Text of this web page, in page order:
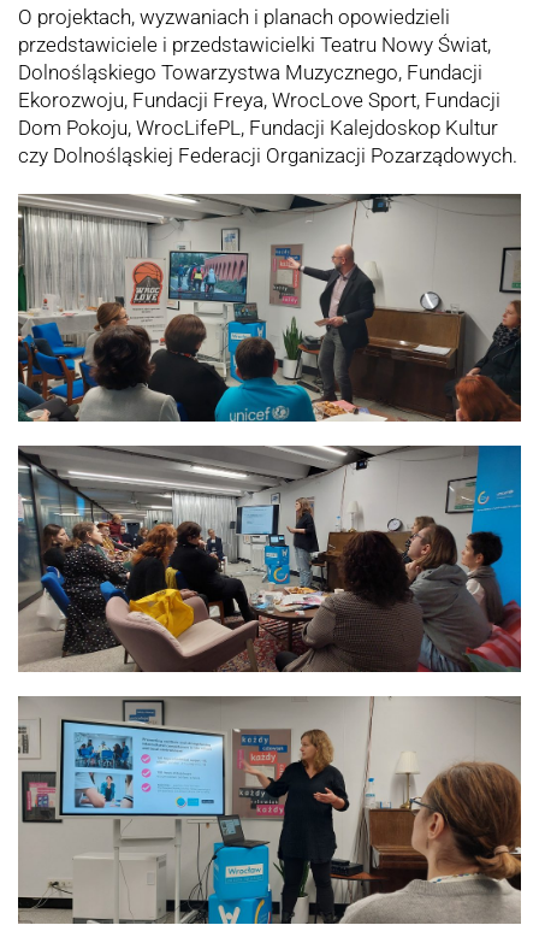
O projektach, wyzwaniach i planach opowiedzieli
przedstawiciele i przedstawicielki Teatru Nowy Świat,
Dolnośląskiego Towarzystwa Muzycznego, Fundacji
Ekorozwoju, Fundacji Freya, WrocLove Sport, Fundacji
Dom Pokoju, WrocLifePL, Fundacji Kalejdoskop Kultur
czy Dolnośląskiej Federacji Organizacji Pozarządowych.